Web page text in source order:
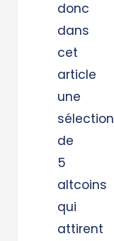
donc
dans
cet
article
une
sélection
de
5
altcoins
qui
attirent